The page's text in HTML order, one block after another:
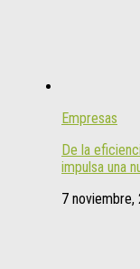
Empresas
De la
impulsa una
7 noviembre,